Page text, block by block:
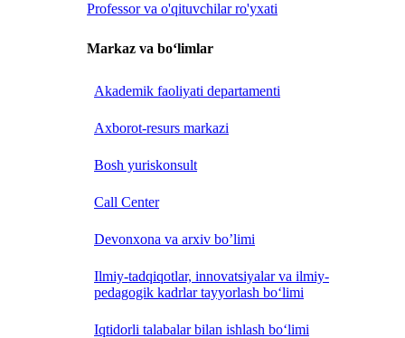
Professor va o'qituvchilar ro'yxati
Markaz va bo‘limlar
Akademik faoliyati departamenti
Axborot-resurs markazi
Bosh yuriskonsult
Call Center
Devonxona va arxiv bo’limi
Ilmiy-tadqiqotlar, innovatsiyalar va ilmiy-
pedagogik kadrlar tayyorlash bo‘limi
Iqtidorli talabalar bilan ishlash bo‘limi